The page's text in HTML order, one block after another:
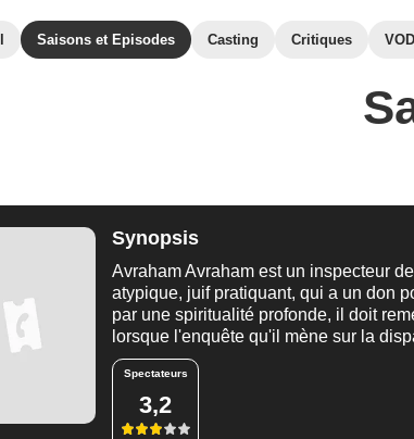
Saisons et Episodes Casting Critiques VOD
Synopsis
Avraham Avraham est un inspecteur
atypique, juif pratiquant, qui a un don
par une spiritualité profonde, il doit
lorsque l'enquête qu'il mène sur la
Spectateurs
3,2